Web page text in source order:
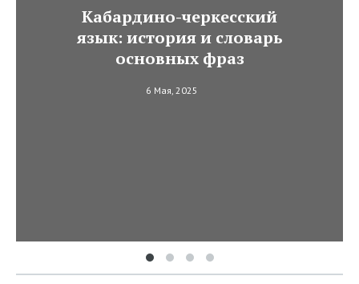
Кабардино-черкесский
язык: история и словарь
основных фраз
6 Мая, 2025